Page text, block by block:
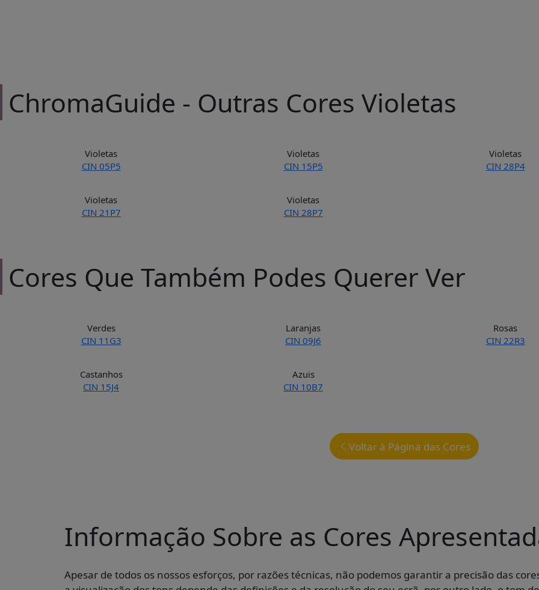
ChromaGuide - Outras Cores Violetas
Violetas
CIN 05P5
Violetas
CIN 15P5
Violetas
CIN 28P4
Violetas
CIN 21P7
Violetas
CIN 28P7
Cores Que Também Podes Querer Ver
Verdes
CIN 11G3
Laranjas
CIN 09J6
Rosas
CIN 22R3
Castanhos
CIN 15J4
Azuis
CIN 10B7
Voltar à Página das Cores
Informação Sobre as Cores
Apesar de todos os nossos esforços, por razões técnicas, não podemos garantir a precisão das